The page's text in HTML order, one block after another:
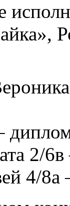
2/
4/8а